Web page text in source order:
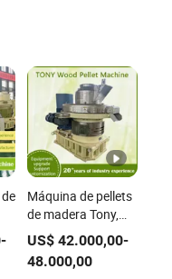
-
Máquina de pellets
de madera Tony,
molino de pellets de
biomasa de paja,
nuevo diseño
US$ 42.000,00-
48.000,00